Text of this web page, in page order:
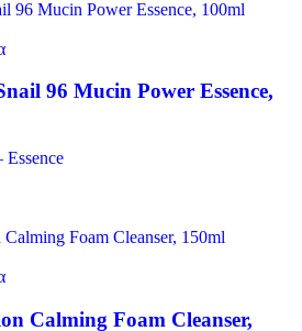
96 Mucin Power Essence,
Essence
Calming Foam Cleanser,